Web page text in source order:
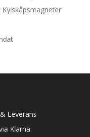
Leverans
Klarna